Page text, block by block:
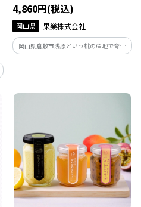
4,860円(税込)
岡山県 果樂株式会社
岡山県倉敷市浅原という桃の産地で育て
た白桃をまるごと瓶詰めに。果樂株式会